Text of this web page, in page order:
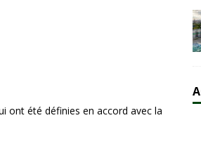
ont été définies en accord avec la